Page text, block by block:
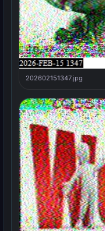
202602151347.jpg